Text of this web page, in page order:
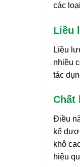
các
Liều
Liều
nhiều
tác
Chất
Điều
kể
khô
hiệu